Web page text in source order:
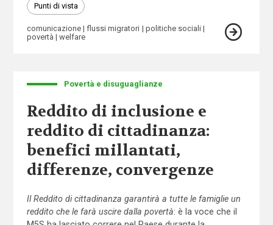
Punti di vista
comunicazione flussi migratori
politiche sociali
povertà
welfare
Povertà e disuguaglianze
Reddito di inclusione e
reddito di cittadinanza:
benefici millantati,
differenze, convergenze
Il Reddito di cittadinanza garantirà a tutte le famiglie un
reddito che le farà uscire dalla povertà: è la voce che il